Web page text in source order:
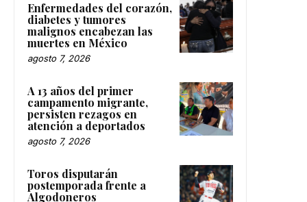
Enfermedades del corazón,
diabetes y tumores
malignos encabezan las
muertes en México
agosto 7, 2026
A 13 años del primer
campamento migrante,
persisten rezagos en
atención a deportados
agosto 7, 2026
Toros disputarán
postemporada frente a
Algodoneros